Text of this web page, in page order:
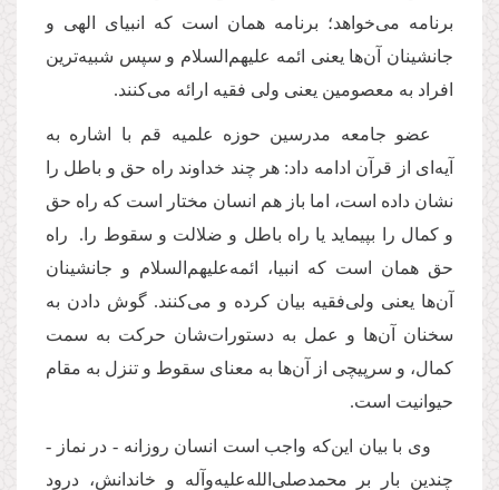
برنامه می‌خواهد؛ برنامه همان است که انبیای ‌الهی و
جانشینان آن‌ها یعنی ائمه ‌علیهم‌السلام و سپس شبیه‌ترین
افراد به معصومین یعنی ولی فقیه ارائه می‌کنند.
عضو جامعه مدرسین حوزه علمیه قم با اشاره به
آیه‌ای از قرآن ادامه داد: هر چند خداوند راه حق و باطل را
نشان داده است، اما باز هم انسان مختار است که راه حق
و کمال را بپیماید یا راه باطل و ضلالت و سقوط را. راه
حق همان است که انبیا، ائمه‌علیهم‌السلام و جانشینان
آن‌ها یعنی ولی‌فقیه بیان کرده و می‌کنند. گوش دادن به
سخنان آن‌ها و عمل به دستورات‌شان حرکت به سمت
کمال، و سرپیچی از آن‌ها به معنای سقوط و تنزل به مقام
حیوانیت است.
وی با بیان این‌که واجب است انسان روزانه - در نماز -
چندین بار بر محمد‌صلی‌الله‌علیه‌وآله و خاندانش، درود